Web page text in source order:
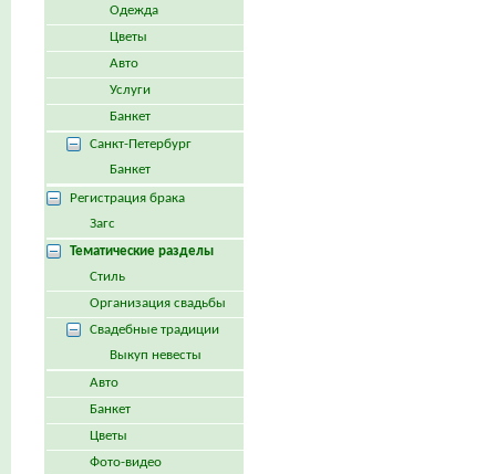
Одежда
Цветы
Авто
Услуги
Банкет
Санкт-Петербург
Банкет
Регистрация брака
Загс
Тематические разделы
Стиль
Организация свадьбы
Свадебные традиции
Выкуп невесты
Авто
Банкет
Цветы
Фото-видео